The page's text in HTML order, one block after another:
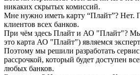
никаких скрытых комиссий.
Мне нужно иметь карту “Плайт”? Нет.
клиентов всех банков.
При чём здесь Плайт и АО "Плайт"? Мы
это карта АО "Плайт") являемся
Поэтому мы решили разработать сервис
рассрочкой, который будет доступен
любых банков.